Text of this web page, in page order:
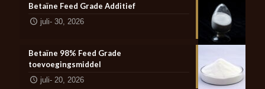
Betaïne Feed Grade Additief
juli- 30, 2026
Betaïne 98% Feed Grade
toevoegingsmiddel
juli- 20, 2026